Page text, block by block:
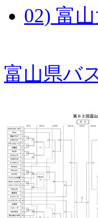
02) 富
富山県バ